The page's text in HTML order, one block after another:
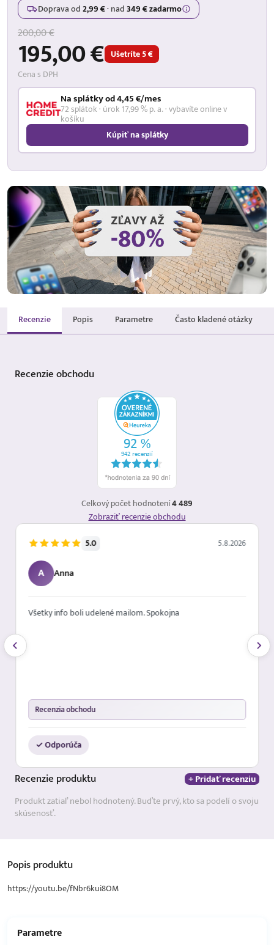
Doprava od2,99 €·nad349 € zadarmo
200,00 €
195,00 € Ušetríte 5 €
Cena s DPH
Na splátky od 4,45 €/mes
72 splátok · úrok 17,99 % p. a. · vybavíte online v
košíku
Kúpiť na splátky
Recenzie Popis Parametre Často kladené otázky
Recenzieobchodu
Celkový počet hodnotení4 489
Zobraziť recenzie obchodu
5.0 5.8.2026
A Anna
Všetky info boli udelené mailom. Spokojna
Recenzia obchodu
✓ Odporúča
Recenzie produktu
+ Pridať recenziu
Produkt zatiaľ nebol hodnotený. Buďte prvý, kto sa podelí o svoju
skúsenosť.
Popisproduktu
https://youtu.be/fNbr6kui8OM
Parametre